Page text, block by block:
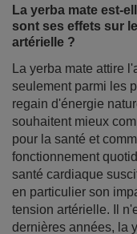
seulement parmi les
regain d'énergie
souhaitent mieux
pour la santé et
fonctionnement
santé cardiaque
en particulier son
tension artérielle. Il
dernières années, la
nombreuses études
En savoir plus